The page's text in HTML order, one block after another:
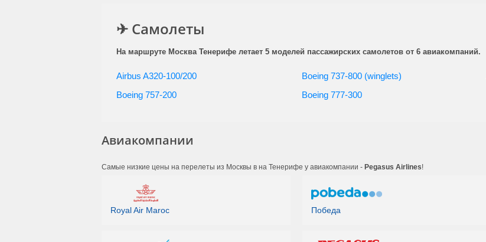
✈ Самолеты
На маршруте Москва Тенерифе летает 5 моделей пассажирских самолетов от 6 авиакомпаний.
Airbus A320-100/200 Boeing 737-800 (winglets)
Boeing 757-200
Boeing 777-300
Авиакомпании
Самые низкие цены на перелеты из Москвы в на Тенерифе у авиакомпании - Pegasus Airlines!
Royal Air Maroc Победа